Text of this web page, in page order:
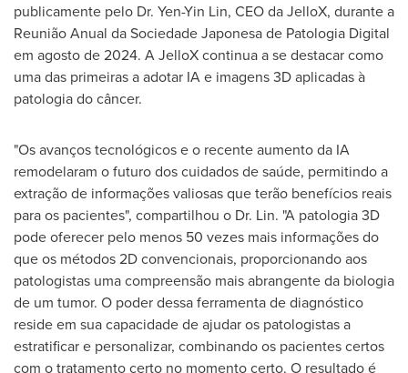
publicamente pelo Dr. Yen-Yin Lin, CEO da JelloX, durante a
Reunião Anual da Sociedade Japonesa de Patologia Digital
em agosto de 2024. A JelloX continua a se destacar como
uma das primeiras a adotar IA e imagens 3D aplicadas à
patologia do câncer.
"Os avanços tecnológicos e o recente aumento da IA
remodelaram o futuro dos cuidados de saúde, permitindo a
extração de informações valiosas que terão benefícios reais
para os pacientes", compartilhou o Dr. Lin. "A patologia 3D
pode oferecer pelo menos 50 vezes mais informações do
que os métodos 2D convencionais, proporcionando aos
patologistas uma compreensão mais abrangente da biologia
de um tumor. O poder dessa ferramenta de diagnóstico
reside em sua capacidade de ajudar os patologistas a
estratificar e personalizar, combinando os pacientes certos
com o tratamento certo no momento certo. O resultado é